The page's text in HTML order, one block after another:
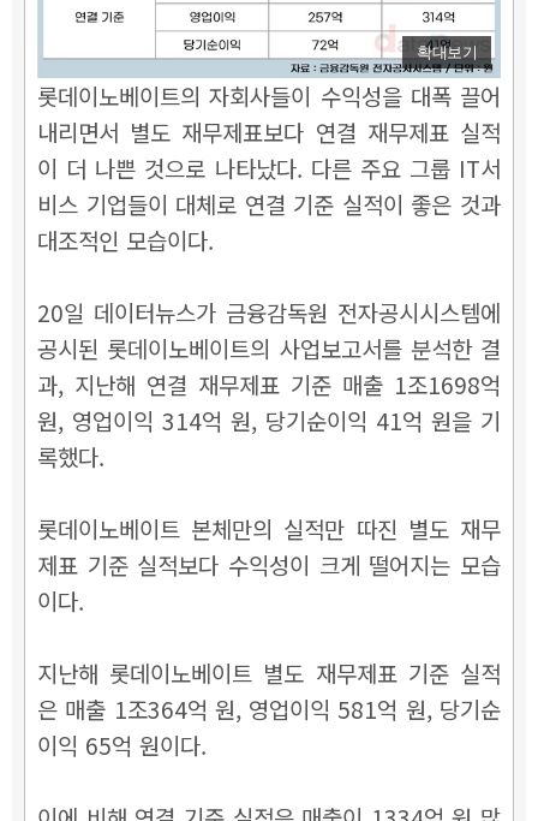
확대보기
롯데이노베이트의 자회사들이 수익성을 대폭 끌어
내리면서 별도 재무제표보다 연결 재무제표 실적
이 더 나쁜 것으로 나타났다. 다른 주요 그룹 IT서
비스 기업들이 대체로 연결 기준 실적이 좋은 것과
대조적인 모습이다.
20일 데이터뉴스가 금융감독원 전자공시시스템에
공시된 롯데이노베이트의 사업보고서를 분석한 결
과, 지난해 연결 재무제표 기준 매출 1조1698억
원, 영업이익 314억 원, 당기순이익 41억 원을 기
록했다.
롯데이노베이트 본체만의 실적만 따진 별도 재무
제표 기준 실적보다 수익성이 크게 떨어지는 모습
이다.
지난해 롯데이노베이트 별도 재무제표 기준 실적
은 매출 1조364억 원, 영업이익 581억 원, 당기순
이익 65억 원이다.